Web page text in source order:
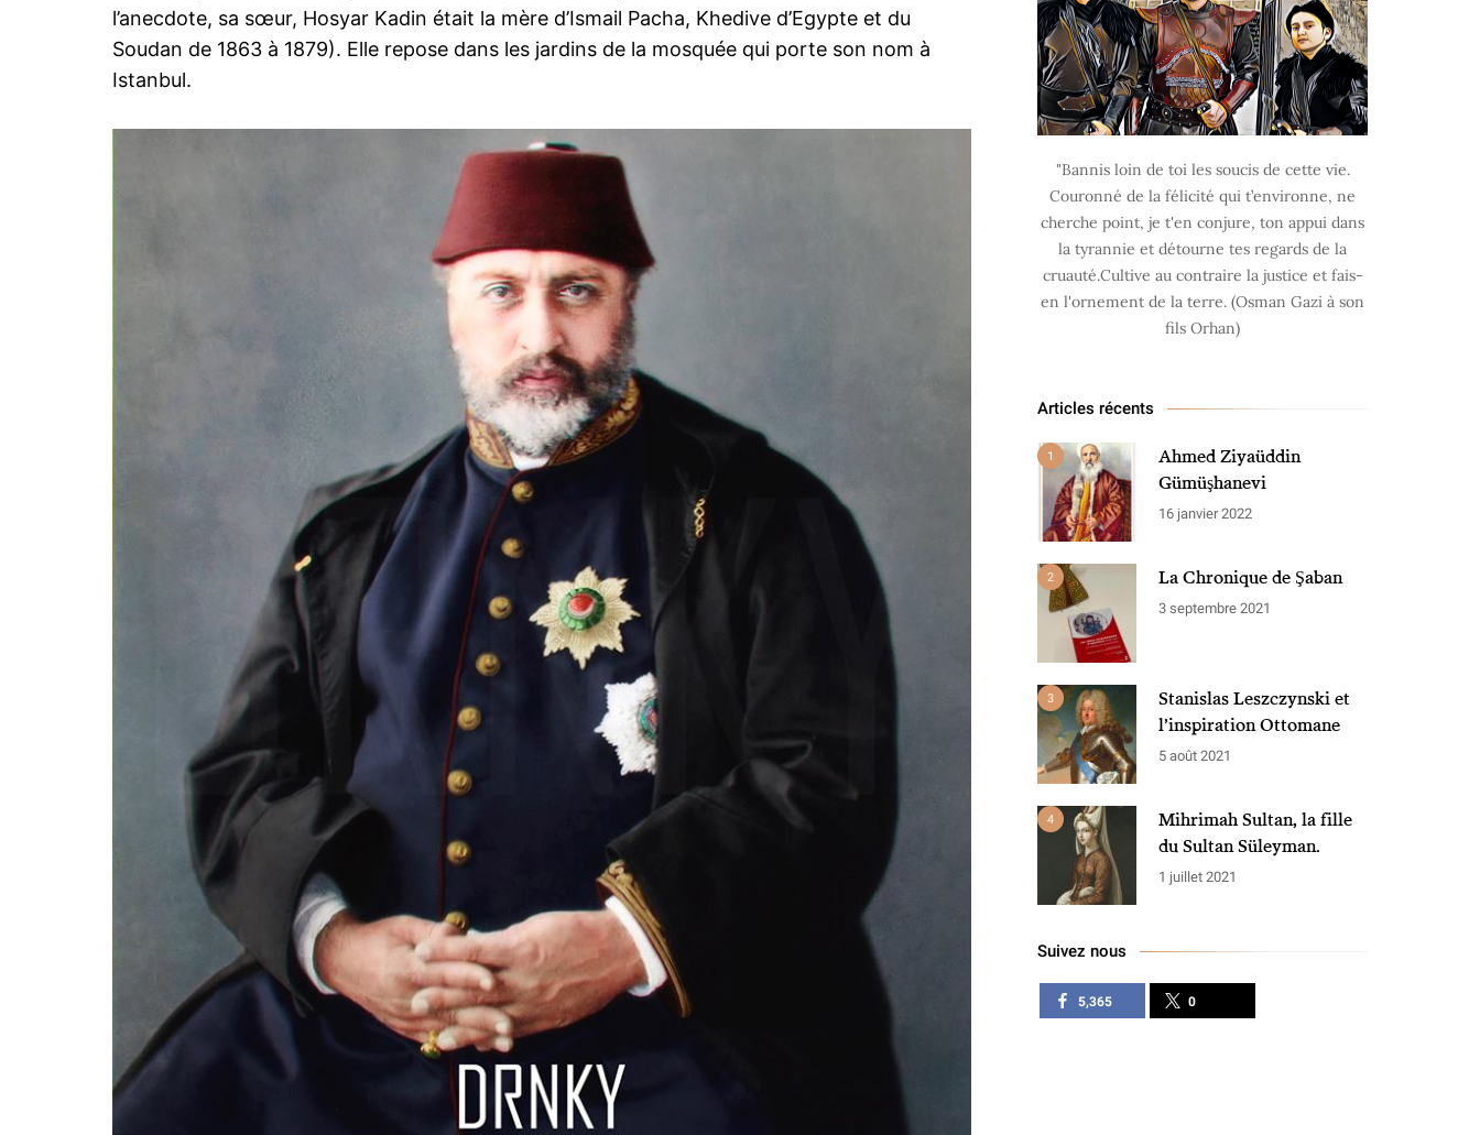
l’anecdote, sa sœur, Hosyar Kadin était la mère d’Ismail Pacha, Khedive d’Egypte et du
Soudan de 1863 à 1879). Elle repose dans les jardins de la mosquée qui porte son nom à
Istanbul.
"Bannis loin de toi les soucis de cette vie.
Couronné de la félicité qui t’environne, ne
cherche point, je t'en conjure, ton appui dans
la tyrannie et détourne tes regards de la
cruauté.Cultive au contraire la justice et fais-
en l'ornement de la terre. (Osman Gazi à son
fils Orhan)
Articles récents
1
Ahmed Ziyaüddin
Gümüşhanevi
16 janvier 2022
2 La Chronique de Şaban
3 septembre 2021
3
Stanislas Leszczynski et
l’inspiration Ottomane
5 août 2021
4
Mihrimah Sultan, la fille
du Sultan Süleyman.
1 juillet 2021
Suivez nous
5,365 0